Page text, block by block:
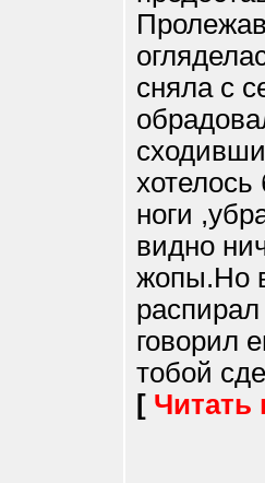
сняла с
ноги
видно
жопы.Но
говорил
тобой
[ Читать